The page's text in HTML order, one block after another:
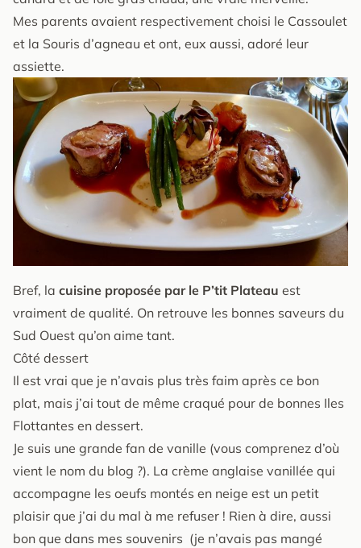
Mes parents avaient respectivement choisi le Cassoulet
et la Souris d’agneau et ont, eux aussi, adoré leur
assiette.
Bref, la cuisine proposée par le P’tit Plateau est
vraiment de qualité. On retrouve les bonnes saveurs du
Sud Ouest qu’on aime tant.
Côté dessert
Il est vrai que je n’avais plus très faim après ce bon
plat, mais j’ai tout de même craqué pour de bonnes Iles
Flottantes en dessert.
Je suis une grande fan de vanille (vous comprenez d’où
vient le nom du blog ?). La crème anglaise vanillée qui
accompagne les oeufs montés en neige est un petit
plaisir que j’ai du mal à me refuser ! Rien à dire, aussi
bon que dans mes souvenirs (je n’avais pas mangé